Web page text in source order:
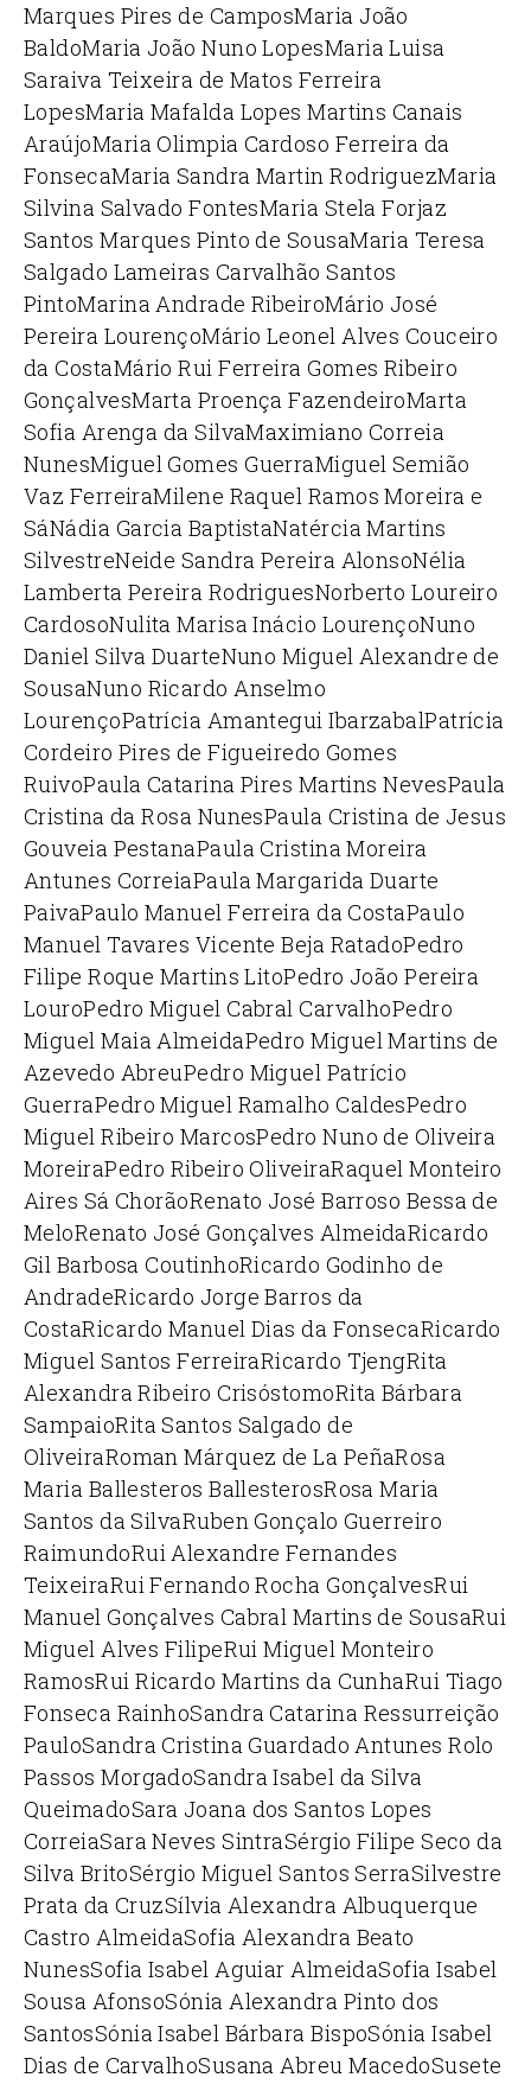
Marques Pires de CamposMaria João
BaldoMaria João Nuno LopesMaria Luisa
Saraiva Teixeira de Matos Ferreira
LopesMaria Mafalda Lopes Martins Canais
AraújoMaria Olimpia Cardoso Ferreira da
FonsecaMaria Sandra Martin RodriguezMaria
Silvina Salvado FontesMaria Stela Forjaz
Santos Marques Pinto de SousaMaria Teresa
Salgado Lameiras Carvalhão Santos
PintoMarina Andrade RibeiroMário José
Pereira LourençoMário Leonel Alves Couceiro
da CostaMário Rui Ferreira Gomes Ribeiro
GonçalvesMarta Proença FazendeiroMarta
Sofia Arenga da SilvaMaximiano Correia
NunesMiguel Gomes GuerraMiguel Semião
Vaz FerreiraMilene Raquel Ramos Moreira e
SáNádia Garcia BaptistaNatércia Martins
SilvestreNeide Sandra Pereira AlonsoNélia
Lamberta Pereira RodriguesNorberto Loureiro
CardosoNulita Marisa Inácio LourençoNuno
Daniel Silva DuarteNuno Miguel Alexandre de
SousaNuno Ricardo Anselmo
LourençoPatrícia Amantegui IbarzabalPatrícia
Cordeiro Pires de Figueiredo Gomes
RuivoPaula Catarina Pires Martins NevesPaula
Cristina da Rosa NunesPaula Cristina de Jesus
Gouveia PestanaPaula Cristina Moreira
Antunes CorreiaPaula Margarida Duarte
PaivaPaulo Manuel Ferreira da CostaPaulo
Manuel Tavares Vicente Beja RatadoPedro
Filipe Roque Martins LitoPedro João Pereira
LouroPedro Miguel Cabral CarvalhoPedro
Miguel Maia AlmeidaPedro Miguel Martins de
Azevedo AbreuPedro Miguel Patrício
GuerraPedro Miguel Ramalho CaldesPedro
Miguel Ribeiro MarcosPedro Nuno de Oliveira
MoreiraPedro Ribeiro OliveiraRaquel Monteiro
Aires Sá ChorãoRenato José Barroso Bessa de
MeloRenato José Gonçalves AlmeidaRicardo
Gil Barbosa CoutinhoRicardo Godinho de
AndradeRicardo Jorge Barros da
CostaRicardo Manuel Dias da FonsecaRicardo
Miguel Santos FerreiraRicardo TjengRita
Alexandra Ribeiro CrisóstomoRita Bárbara
SampaioRita Santos Salgado de
OliveiraRoman Márquez de La PeñaRosa
Maria Ballesteros BallesterosRosa Maria
Santos da SilvaRuben Gonçalo Guerreiro
RaimundoRui Alexandre Fernandes
TeixeiraRui Fernando Rocha GonçalvesRui
Manuel Gonçalves Cabral Martins de SousaRui
Miguel Alves FilipeRui Miguel Monteiro
RamosRui Ricardo Martins da CunhaRui Tiago
Fonseca RainhoSandra Catarina Ressurreição
PauloSandra Cristina Guardado Antunes Rolo
Passos MorgadoSandra Isabel da Silva
QueimadoSara Joana dos Santos Lopes
CorreiaSara Neves SintraSérgio Filipe Seco da
Silva BritoSérgio Miguel Santos SerraSilvestre
Prata da CruzSílvia Alexandra Albuquerque
Castro AlmeidaSofia Alexandra Beato
NunesSofia Isabel Aguiar AlmeidaSofia Isabel
Sousa AfonsoSónia Alexandra Pinto dos
SantosSónia Isabel Bárbara BispoSónia Isabel
Dias de CarvalhoSusana Abreu MacedoSusete